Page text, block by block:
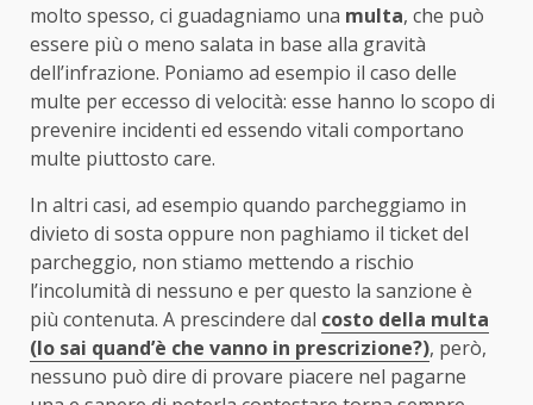
molto spesso, ci guadagniamo una multa, che può
essere più o meno salata in base alla gravità
dell’infrazione. Poniamo ad esempio il caso delle
multe per eccesso di velocità: esse hanno lo scopo di
prevenire incidenti ed essendo vitali comportano
multe piuttosto care.
In altri casi, ad esempio quando parcheggiamo in
divieto di sosta oppure non paghiamo il ticket del
parcheggio, non stiamo mettendo a rischio
l’incolumità di nessuno e per questo la sanzione è
più contenuta. A prescindere dal costo della multa
(lo sai quand’è che vanno in prescrizione?), però,
nessuno può dire di provare piacere nel pagarne